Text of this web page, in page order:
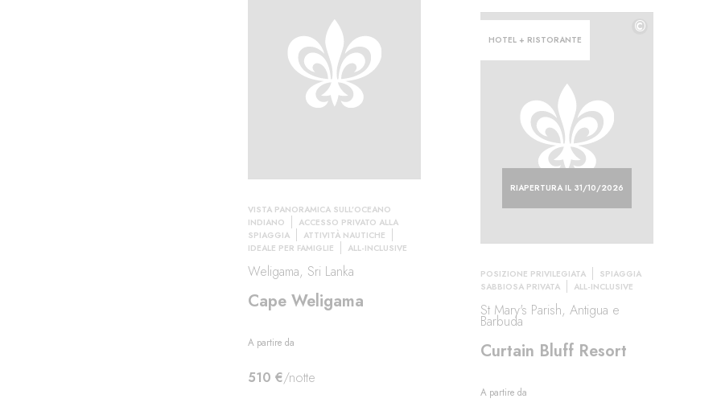
VISTA PANORAMICA SULL’OCEANO
INDIANO
ACCESSO PRIVATO ALLA
SPIAGGIA
ATTIVITÀ NAUTICHE
IDEALE PER FAMIGLIE
ALL-INCLUSIVE
Weligama, Sri Lanka
Cape Weligama
A partire da
510 €/notte
RIAPERTURA IL 31/10/2026
HOTEL + RISTORANTE
©
POSIZIONE PRIVILEGIATA
SPIAGGIA
SABBIOSA PRIVATA
ALL-INCLUSIVE
St Mary's Parish, Antigua e
Barbuda
Curtain Bluff Resort
A partire da